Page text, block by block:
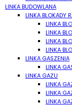
LINKA BUDOWLANA
LINKA BLOKADY
LINKA
LINKA
LINKA
LINKA
LINKA GASZENIA
LINKA
LINKA GAZU
LINKA
LINKA
LINKA